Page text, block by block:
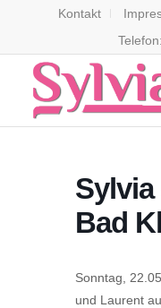
Kontakt
Bad
Sonntag,
und Laurent